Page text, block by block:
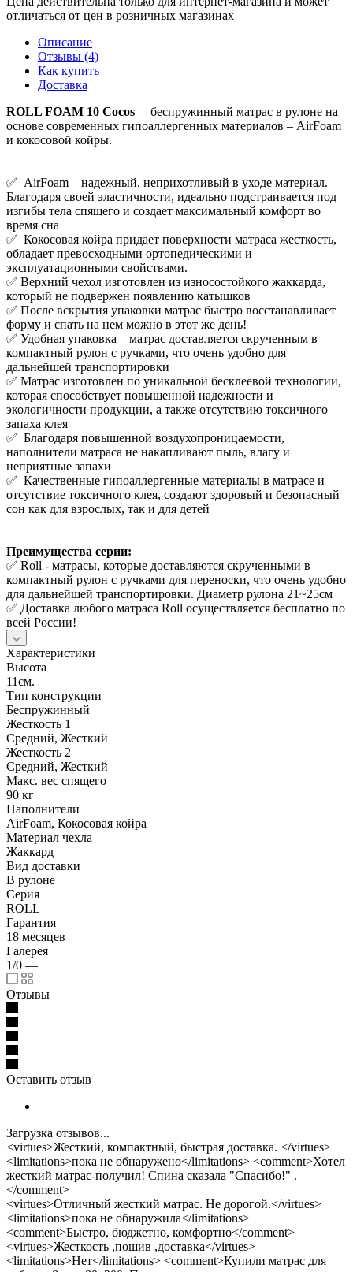
отличаться от цен в розничных магазинах
Описание
Отзывы (4)
Как купить
Доставка
ROLL FOAM 10 Cocos – беспружинный матрас в рулоне на
основе современных гипоаллергенных материалов – AirFoam
и кокосовой койры.
✅ AirFoam – надежный, неприхотливый в уходе материал.
Благодаря своей эластичности, идеально подстраивается под
изгибы тела спящего и создает максимальный комфорт во
время сна
✅ Кокосовая койра придает поверхности матраса жесткость,
обладает превосходными ортопедическими и
эксплуатационными свойствами.
✅ Верхний чехол изготовлен из износостойкого жаккарда,
который не подвержен появлению катышков
✅ После вскрытия упаковки матрас быстро восстанавливает
форму и спать на нем можно в этот же день!
✅ Удобная упаковка – матрас доставляется скрученным в
компактный рулон с ручками, что очень удобно для
дальнейшей транспортировки
✅ Матрас изготовлен по уникальной бесклеевой технологии,
которая способствует повышенной надежности и
экологичности продукции, а также отсутствию токсичного
запаха клея
✅ Благодаря повышенной воздухопроницаемости,
наполнители матраса не накапливают пыль, влагу и
неприятные запахи
✅ Качественные гипоаллергенные материалы в матрасе и
отсутствие токсичного клея, создают здоровый и безопасный
сон как для взрослых, так и для детей
Преимущества серии:
✅ Roll - матрасы, которые доставляются скрученными в
компактный рулон с ручками для переноски, что очень удобно
для дальнейшей транспортировки. Диаметр рулона 21~25см
✅ Доставка любого матраса Roll осуществляется бесплатно по
всей России!
Характеристики
Высота
11см.
Тип конструкции
Беспружинный
Жесткость 1
Средний, Жесткий
Жесткость 2
Средний, Жесткий
Макс. вес спящего
90 кг
Наполнители
AirFoam, Кокосовая койра
Материал чехла
Жаккард
Вид доставки
В рулоне
Серия
ROLL
Гарантия
18 месяцев
Галерея
1/0 —
Отзывы
Оставить отзыв
Загрузка отзывов...
<virtues>Жесткий, компактный, быстрая доставка. </virtues>
<limitations>пока не обнаружено</limitations> <comment>Хотел
жесткий матрас-получил! Спина сказала "Спасибо!" .
</comment>
<virtues>Отличный жесткий матрас. Не дорогой.</virtues>
<limitations>пока не обнаружила</limitations>
<comment>Быстро, бюджетно, комфортно</comment>
<virtues>Жесткость ,пошив ,доставка</virtues>
<limitations>Нет</limitations> <comment>Купили матрас для